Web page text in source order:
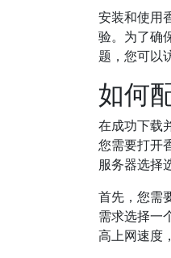
安装和使用
验。为了确
题，您可以
如何
在成功下载
您需要打开
服务器选择
首先，您需
需求选择一
高上网速度